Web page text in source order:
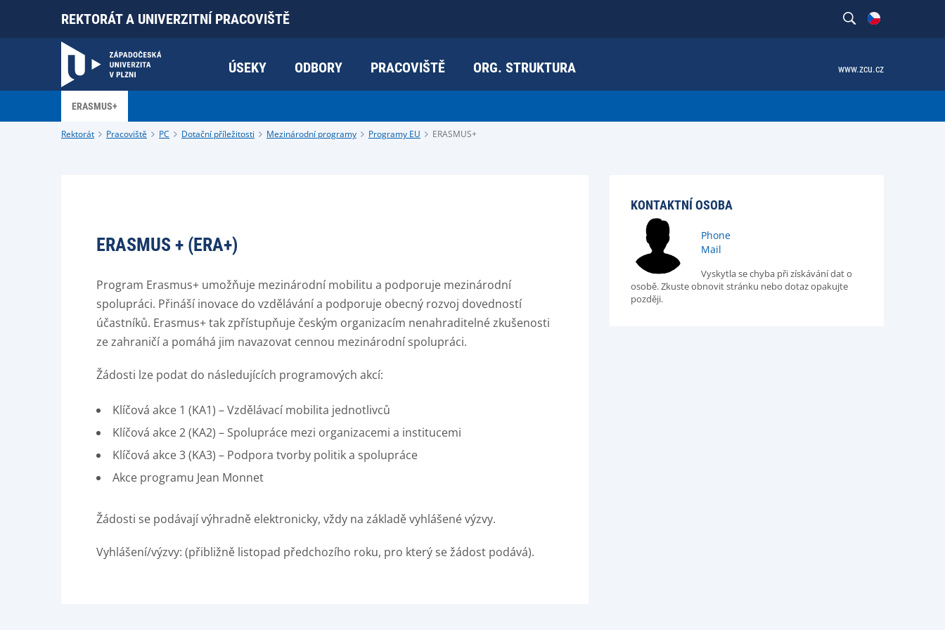
REKTORÁT A UNIVERZITNÍ PRACOVIŠTĚ
ÚSEKY ODBORY PRACOVIŠTĚ ORG. STRUKTURA www.zcu.cz
ERASMUS+
Rektorát Pracoviště PC Dotační příležitosti Mezinárodní programy Programy EU ERASMUS+
ERASMUS + (ERA+)
Program Erasmus+ umožňuje mezinárodní mobilitu a podporuje mezinárodní
spolupráci. Přináší inovace do vzdělávání a podporuje obecný rozvoj dovedností
účastníků. Erasmus+ tak zpřístupňuje českým organizacím nenahraditelné zkušenosti
ze zahraničí a pomáhá jim navazovat cennou mezinárodní spolupráci.
Žádosti lze podat do následujících programových akcí:
Klíčová akce 1 (KA1) – Vzdělávací mobilita jednotlivců
Klíčová akce 2 (KA2) – Spolupráce mezi organizacemi a institucemi
Klíčová akce 3 (KA3) – Podpora tvorby politik a spolupráce
Akce programu Jean Monnet
Žádosti se podávají výhradně elektronicky, vždy na základě vyhlášené výzvy.
Vyhlášení/výzvy: (přibližně listopad předchozího roku, pro který se žádost podává).
KONTAKTNÍ OSOBA
Phone
Mail
Vyskytla se chyba při získávání dat o
osobě. Zkuste obnovit stránku nebo dotaz opakujte
později.